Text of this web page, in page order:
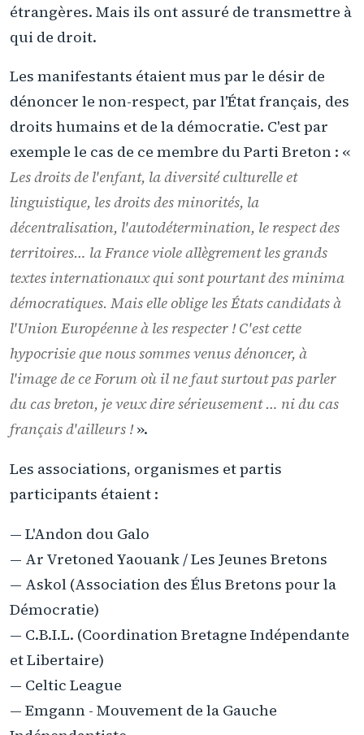
étrangères. Mais ils ont assuré de transmettre à
qui de droit.
Les manifestants étaient mus par le désir de
dénoncer le non-respect, par l'État français, des
droits humains et de la démocratie. C'est par
exemple le cas de ce membre du Parti Breton : «
Les droits de l'enfant, la diversité culturelle et
linguistique, les droits des minorités, la
décentralisation, l'autodétermination, le respect des
territoires… la France viole allègrement les grands
textes internationaux qui sont pourtant des minima
démocratiques. Mais elle oblige les États candidats à
l'Union Européenne à les respecter ! C'est cette
hypocrisie que nous sommes venus dénoncer, à
l'image de ce Forum où il ne faut surtout pas parler
du cas breton, je veux dire sérieusement … ni du cas
français d'ailleurs ! ».
Les associations, organismes et partis
participants étaient :
— L'Andon dou Galo
— Ar Vretoned Yaouank / Les Jeunes Bretons
— Askol (Association des Élus Bretons pour la
Démocratie)
— C.B.I.L. (Coordination Bretagne Indépendante
et Libertaire)
— Celtic League
— Emgann - Mouvement de la Gauche